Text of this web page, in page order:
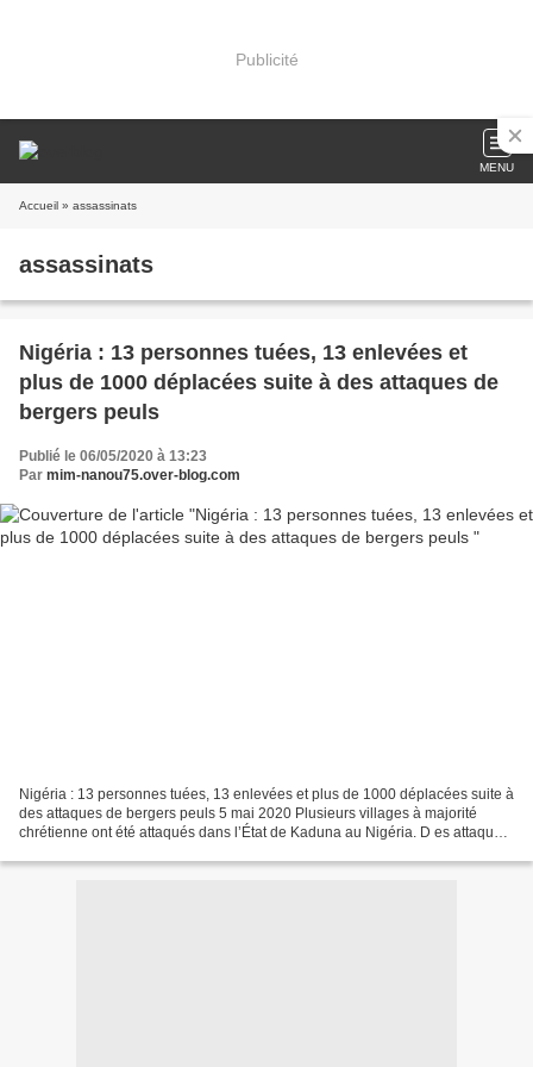
Publicité
MENU
Accueil » assassinats
assassinats
Nigéria : 13 personnes tuées, 13 enlevées et
plus de 1000 déplacées suite à des attaques de
bergers peuls
Publié le 06/05/2020 à 13:23
Par mim-nanou75.over-blog.com
Nigéria : 13 personnes tuées, 13 enlevées et plus de 1000 déplacées suite à
des attaques de bergers peuls 5 mai 2020 Plusieurs villages à majorité
chrétienne ont été attaqués dans l’État de Kaduna au Nigéria. D es attaques